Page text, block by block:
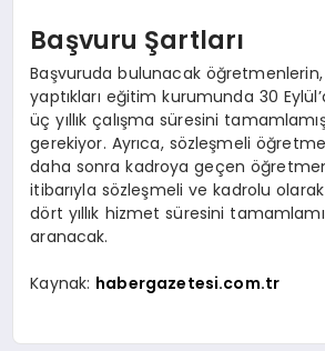
Başvuru Şartları
Başvuruda bulunacak
yaptıkları eğitim kurumunda 30
üç yıllık çalışma süresini
gerekiyor. Ayrıca, sözleşmeli
daha sonra kadroya geçen
itibarıyla sözleşmeli ve kadrolu
dört yıllık hizmet süresini
aranacak.
Kaynak: habergazetesi.com.tr